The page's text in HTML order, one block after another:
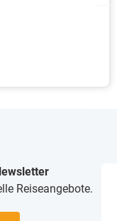
Reiseangebote.